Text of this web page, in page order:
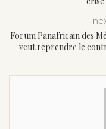
Forum Panafricain des
veut reprendre le